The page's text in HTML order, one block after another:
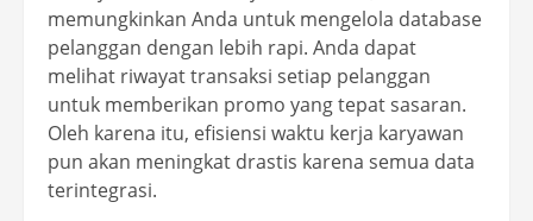
memungkinkan Anda untuk mengelola database
pelanggan dengan lebih rapi. Anda dapat
melihat riwayat transaksi setiap pelanggan
untuk memberikan promo yang tepat sasaran.
Oleh karena itu, efisiensi waktu kerja karyawan
pun akan meningkat drastis karena semua data
terintegrasi.